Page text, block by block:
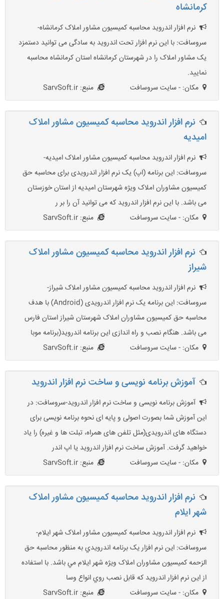
کرمانشاه
نرم افزار اندروید محاسبه کمیسیون مشاور املاک کرمانشاه-
سروسافت: با این نرم افزار تحت اندروید به سادگی می توانید دستمزد
یک مشاور املاک را در شهرستان کرمانشاه استان کرمانشاه محاسبه
نمایید.
مکان: - سایت سروسافت
منبع: SarvSoft.ir
نرم افزار اندروید محاسبه کمیسیون مشاور املاک
امیدیه
نرم افزار اندروید محاسبه کمیسیون مشاور املاک امیدیه-
سروسافت: این برنامه (اپ) یک نرم افزار اندرویدی برای محاسبه حق
کمیسیون مشاوران املاک ویژه شهرستان امیدیه از استان خوزستان
می باشد. با این نرم افزار اندروید که می توانید آن را بر ر
مکان: - سایت سروسافت
منبع: SarvSoft.ir
نرم افزار اندروید محاسبه کمیسیون مشاور املاک
شیراز
نرم افزار اندروید محاسبه کمیسیون مشاور املاک شیراز-
سروسافت: این برنامه یک نرم افزار اندرویدی (Android) با هدف
محاسبه حق کمیسیون مشاوران املاک شهرستان شیراز استان فارس
می باشد. هنگام نصب و راه اندازی این برنامه اندروید(برنامه موبا
مکان: - سایت سروسافت
منبع: SarvSoft.ir
آموزش برنامه نویسی و ساخت نرم افزار اندروید
آموزش برنامه نویسی و ساخت نرم افزار اندروید-سروسافت: در
این آموزش شما بصورت اصولی و پایه ای نحوه برنامه نویسی برای
دستگاه های اندرویدی(مثل تلفن های همراه، تبلت ها و غیره) را یاد
خواهید گرفت. آموزش ساخت نرم افزار اندروید یا اپ اندر
مکان: - سایت سروسافت
منبع: SarvSoft.ir
نرم افزار اندرويد محاسبه کميسيون مشاور املاک
شهر ايلام
نرم افزار اندرويد محاسبه کميسيون مشاور املاک شهر ايلام-
سروسافت: اين نرم افزار يک برنامه اندرويدي به منظور محاسبه حق
الزحمه کميسيون مشاوران املاک ويژه شهر ايلام مي باشد. با استفاده
از اين نرم افزار اندرويد که قابل نصب روي انواع وسا
مکان: - سایت سروسافت
منبع: SarvSoft.ir